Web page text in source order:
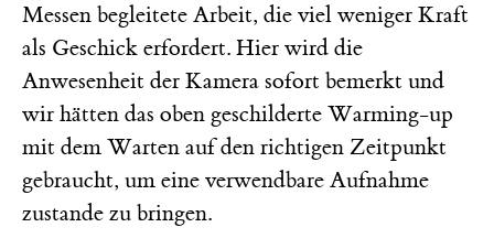
Messen begleitete Arbeit, die viel weniger Kraft
als Geschick erfordert. Hier wird die
Anwesenheit der Kamera sofort bemerkt und
wir hätten das oben geschilderte Warming-up
mit dem Warten auf den richtigen Zeitpunkt
gebraucht, um eine verwendbare Aufnahme
zustande zu bringen.